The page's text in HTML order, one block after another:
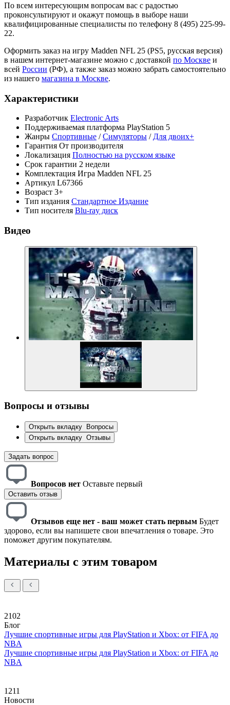
По всем интересующим вопросам вас с радостью
проконсультируют и окажут помощь в выборе наши
квалифицированные специалисты по телефону 8 (495) 225-99-
22.
Оформить заказ на игру Madden NFL 25 (PS5, русская версия)
в нашем интернет-магазине можно с доставкой по Москве и
всей России (РФ), а также заказ можно забрать самостоятельно
из нашего магазина в Москве.
Характеристики
Разработчик Electronic Arts
Поддерживаемая платформа PlayStation 5
Жанры Спортивные /Симуляторы / Для двоих+
Гарантия От производителя
Локализация Полностью на русском языке
Срок гарантии 2 недели
Комплектация Игра Madden NFL 25
Артикул L67366
Возраст 3+
Тип издания Стандартное Издание
Тип носителя Blu-ray диск
Видео
Вопросы и отзывы
Открыть вкладку
Вопросы
Открыть вкладку Отзывы
Задать вопрос
Вопросов нет Оставьте первый
Оставить отзыв
Отзывов еще нет - ваш может стать первым Будет
здорово, если вы напишете свои впечатления о товаре. Это
поможет другим покупателям.
Материалы с этим товаром
2102
Блог
Лучшие спортивные игры для PlayStation и Xbox: от FIFA до
NBA
Лучшие спортивные игры для PlayStation и Xbox: от FIFA до
NBA
1211
Новости